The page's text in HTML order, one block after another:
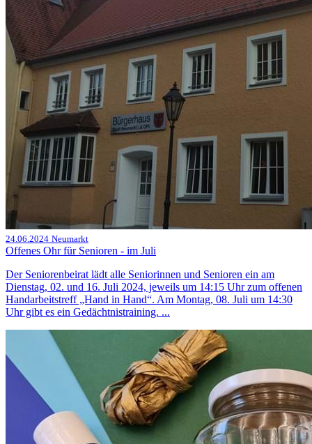
24.06.2024 Neumarkt
Offenes Ohr für Senioren - im Juli
Der Seniorenbeirat lädt alle Seniorinnen und Senioren ein am
Dienstag, 02. und 16. Juli 2024, jeweils um 14:15 Uhr zum offenen
Handarbeitstreff „Hand in Hand“. Am Montag, 08. Juli um 14:30
Uhr gibt es ein Gedächtnistraining. ...